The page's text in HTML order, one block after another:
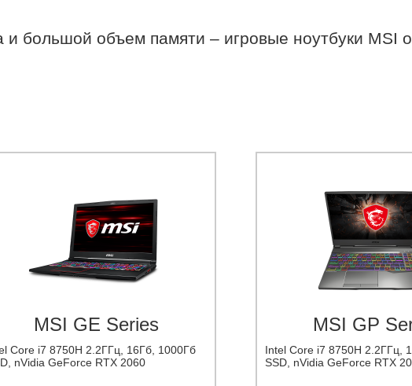
большой объем памяти – игровые ноутбуки MSI
MSI GE Series
Core i7 8750H 2.2ГГц, 16Гб, 1000Гб
nVidia GeForce RTX 2060
MSI GP
Intel Core i7 8750H 2.2ГГц,
SSD, nVidia GeForce RTX